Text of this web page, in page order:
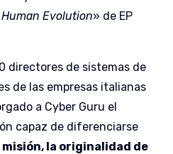
Evolution» de EP
directores de sistemas de
de las empresas italianas
a Cyber Guru el
capaz de diferenciarse
la originalidad de